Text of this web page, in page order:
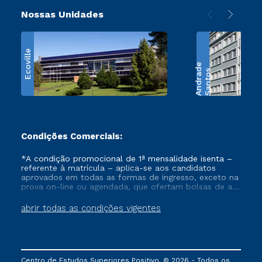
Nossas Unidades
Ecoville
S
a
n
t
o
s
A
n
d
r
a
d
e
Condições Comerciais:
abrir todas as condições vigentes
*A condição promocional de 1ª mensalidade isenta –
referente à matrícula – aplica-se aos candidatos
aprovados em todas as formas de ingresso, exceto na
prova on-line ou agendada, que ofertam bolsas de até
vigente, que ainda não tenham efetivado e/ou não
tenham cancelado ou trancado sua matrícula em uma
via FIES, Prouni e outros programas governamentais, e
Centro de Estudos Superiores Positivo. © 2026 - Todos os